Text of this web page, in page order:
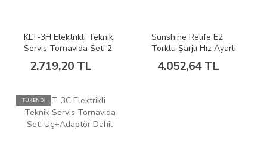
KLT-3H Elektrikli Teknik
Servis Tornavida Seti 2
Uç+Adaptör Dahil
2.719,20 TL
Sunshine Relife E2
Torklu Şarjlı Hız Ayarlı
Otomatik Tornavida
4.052,64 TL
TÜKENDİ